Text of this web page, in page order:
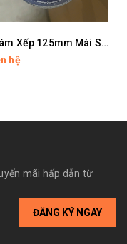
Nhám Xếp 125mm Mài Sắt
hệ
mãi hấp dẫn từ
ĐĂNG KÝ NGAY